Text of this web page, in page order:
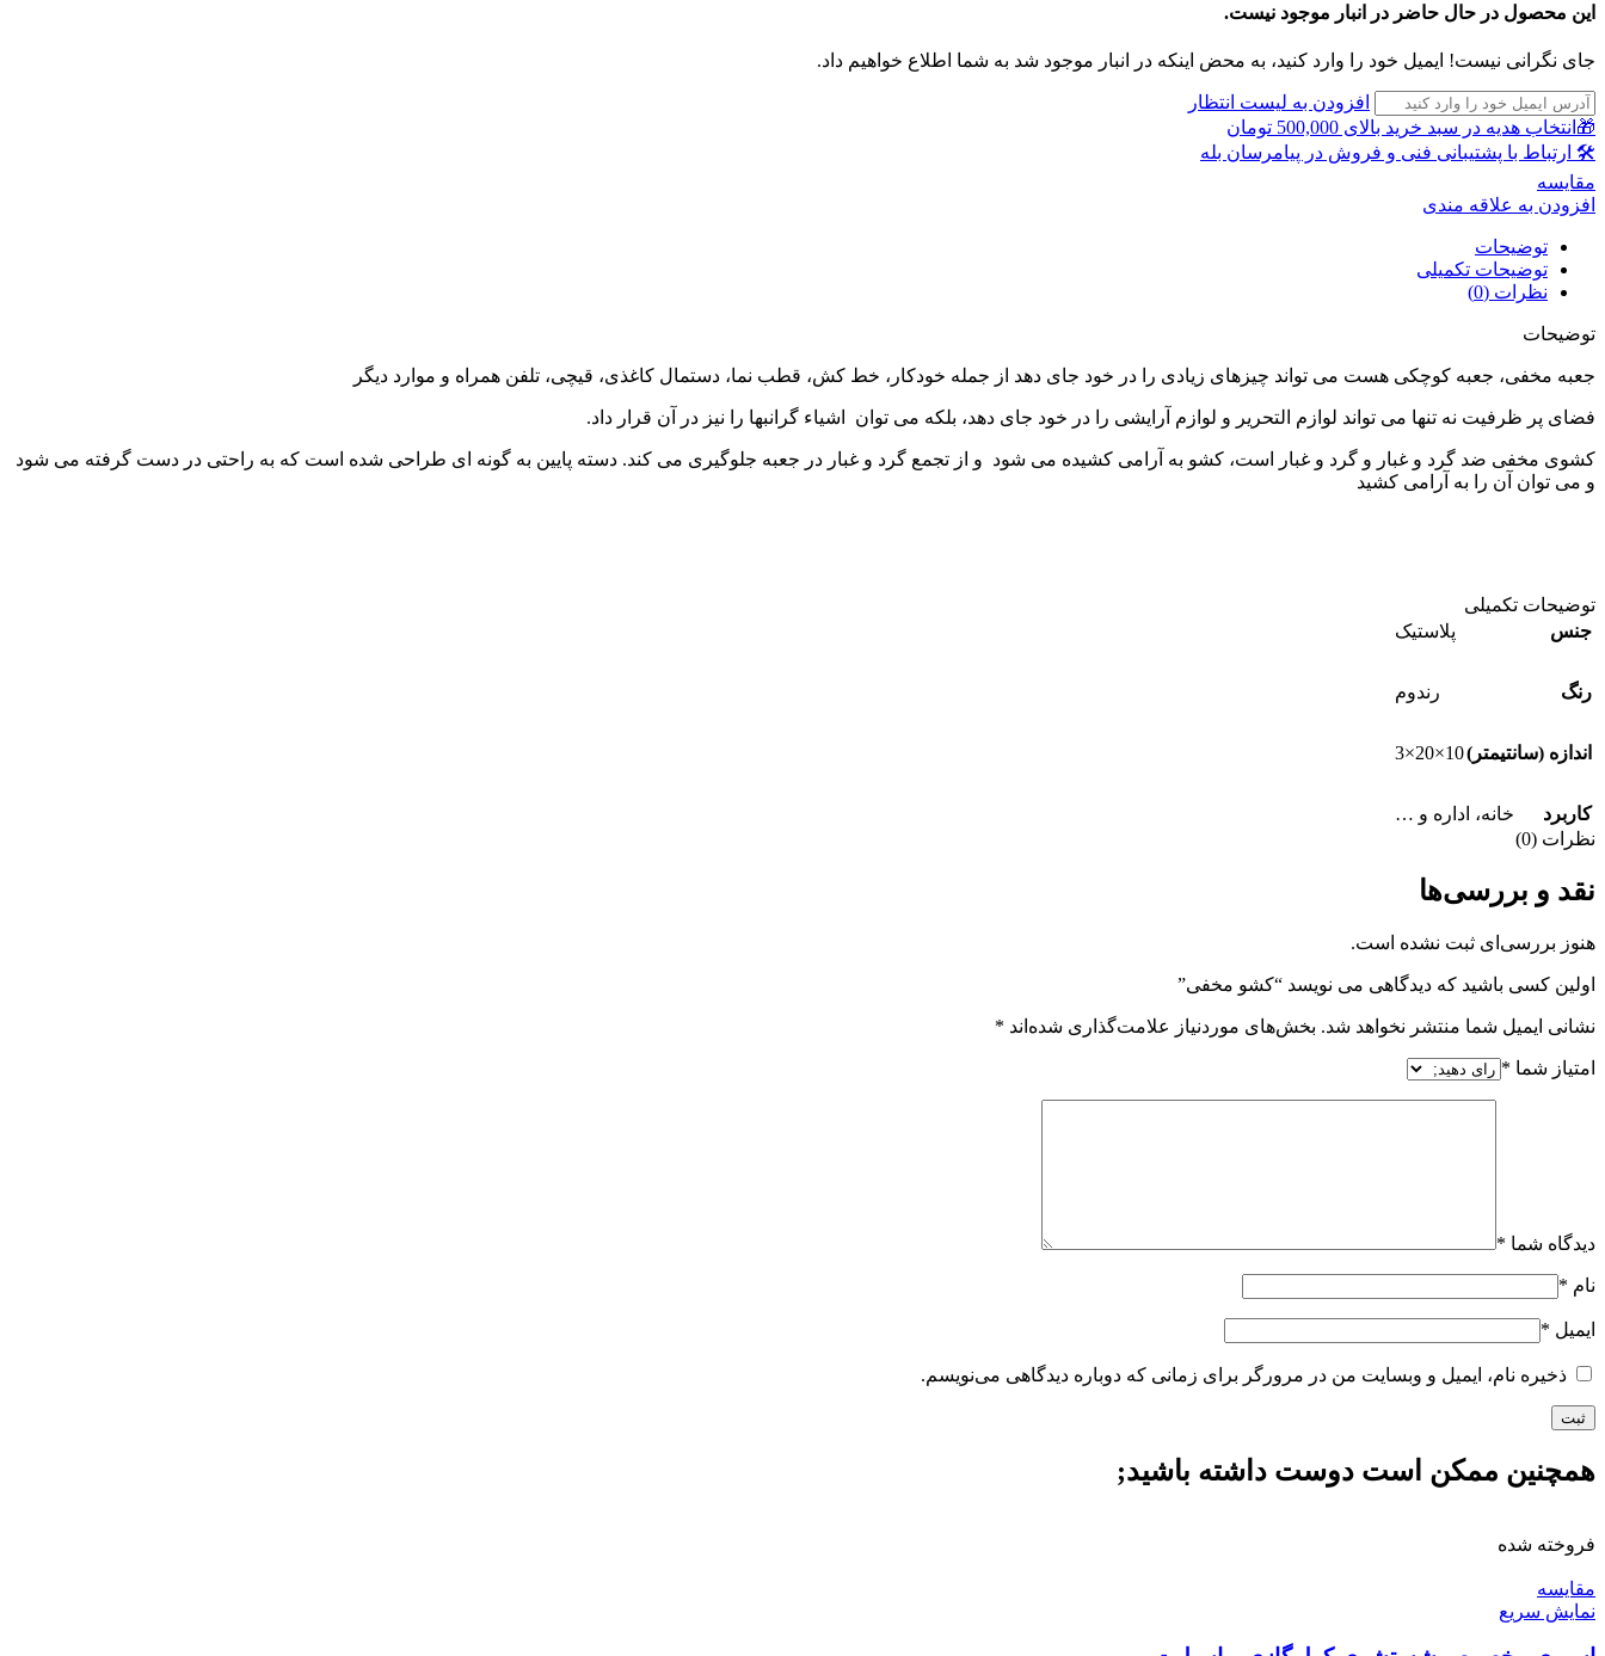
این محصول در حال حاضر در انبار موجود نیست.
جای نگرانی نیست! ایمیل خود را وارد کنید، به محض اینکه در انبار موجود شد به شما اطلاع خواهیم داد.
افزودن به لیست انتظار
🎁انتخاب هدیه در سبد خرید بالای 500,000 تومان
🛠 ارتباط با پشتیبانی فنی و فروش در پیامرسان بله
مقايسه
افزودن به علاقه مندی
توضیحات
توضیحات تکمیلی
نظرات (0)
توضیحات
جعبه مخفی، جعبه کوچکی هست می تواند چیزهای زیادی را در خود جای دهد از جمله خودکار، خط کش، قطب نما، دستمال کاغذی، قیچی، تلفن همراه و موارد دیگر
فضای پر ظرفیت نه تنها می تواند لوازم التحریر و لوازم آرایشی را در خود جای دهد، بلکه می توان اشیاء گرانبها را نیز در آن قرار داد.
کشوی مخفی ضد گرد و غبار و گرد و غبار است، کشو به آرامی کشیده می شود و از تجمع گرد و غبار در جعبه جلوگیری می کند. دسته پایین به گونه ای طراحی شده است که به راحتی در دست گرفته می شود
و می توان آن را به آرامی کشید
توضیحات تکمیلی
جنس
پلاستیک
رنگ رندوم
اندازه (سانتیمتر)10×20×3
کاربرد
خانه، اداره و …
نظرات (0)
نقد و بررسی‌ها
هنوز بررسی‌ای ثبت نشده است.
اولین کسی باشید که دیدگاهی می نویسد “کشو مخفی”
نشانی ایمیل شما منتشر نخواهد شد. بخش‌های موردنیاز علامت‌گذاری شده‌اند *
امتیاز شما *
دیدگاه شما *
نام *
ایمیل *
ذخیره نام، ایمیل و وبسایت من در مرورگر برای زمانی که دوباره دیدگاهی می‌نویسم.
همچنین ممکن است دوست داشته باشید;
فروخته شده
مقايسه
نمایش سریع